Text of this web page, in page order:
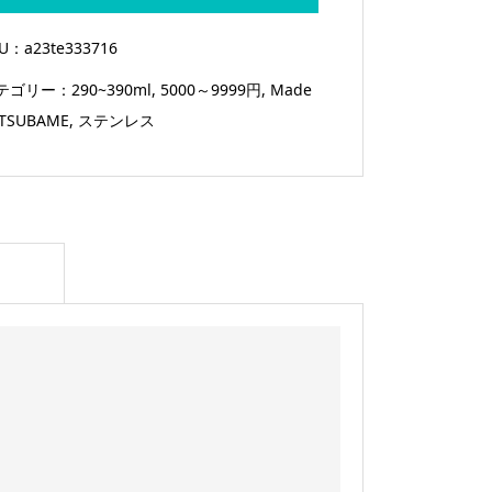
リ
ー
レ
：a23te333716
ゴリー：290~390ml,5000～9999円, Made
, ステンレス